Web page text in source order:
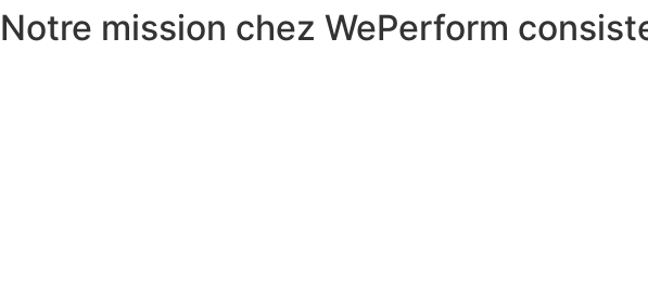
Notre mission chez WePerform